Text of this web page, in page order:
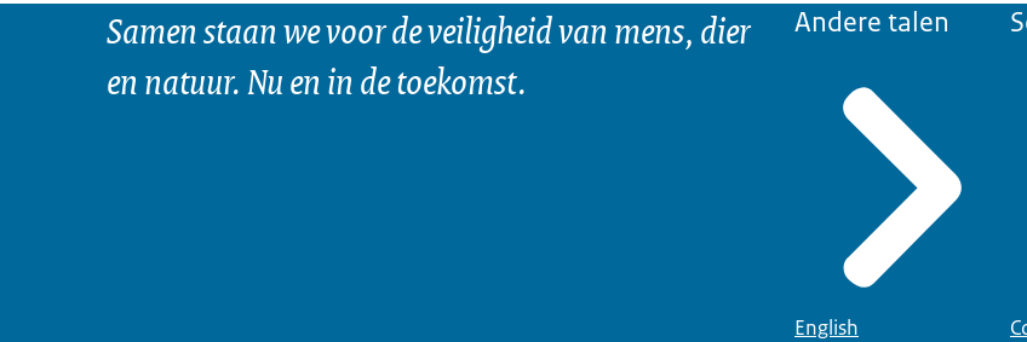
Samen staan we voor de veiligheid van mens, dier
en natuur. Nu en in de toekomst.
Andere talen
English